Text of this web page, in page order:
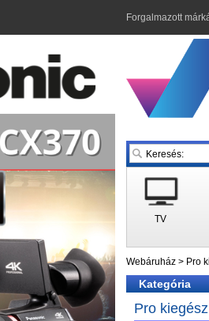
Forgalmazott
TV
Webáruház > Pro
Kategória
Pro